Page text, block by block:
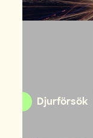
Djurförsök